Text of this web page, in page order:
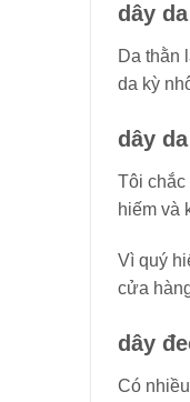
dây
Da thằn
da kỳ
dây
Tôi chắc
hiếm và
Vì quý
cửa
dây
Có